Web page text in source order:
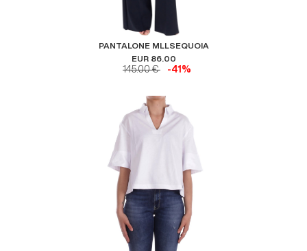
PANTALONE MLLSEQUOIA
EUR 86.00
145.00 € -41%